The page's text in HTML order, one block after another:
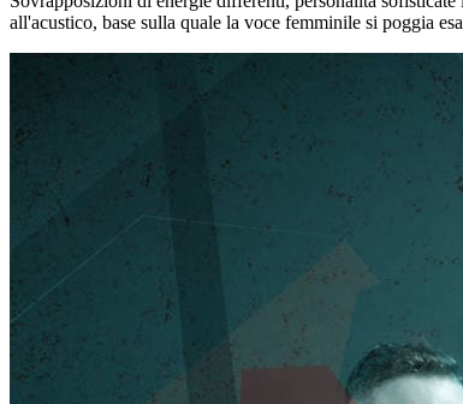
all'acustico, base sulla quale la voce femminile si poggia